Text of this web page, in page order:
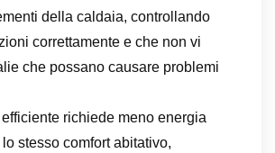
della caldaia, controllando
correttamente e che non vi
che possano causare problemi
richiede meno energia
stesso comfort abitativo,